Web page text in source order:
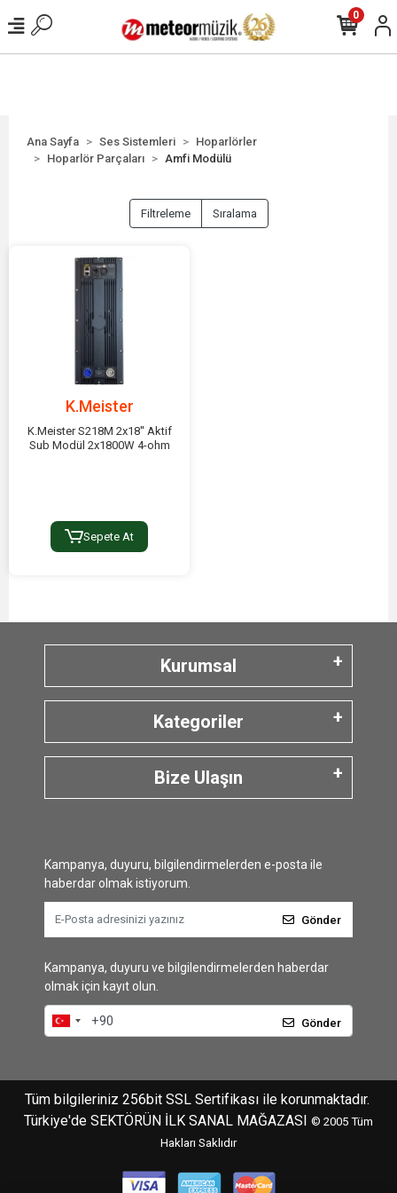
0
Ana Sayfa Ses Sistemleri
Hoparlörler
Hoparlör Parçaları
Amfi Modülü
Filtreleme Sıralama
K.Meister
K.Meister S218M 2x18'' Aktif
Sub Modül 2x1800W 4-ohm
Sepete At
Kurumsal
Kategoriler
Bize Ulaşın
Kampanya, duyuru, bilgilendirmelerden e-posta ile
haberdar olmak istiyorum.
Gönder
Kampanya, duyuru ve bilgilendirmelerden haberdar
olmak için kayıt olun.
Gönder
Tüm bilgileriniz 256bit SSL Sertifikası ile korunmaktadır.
Türkiye'de SEKTÖRÜN İLK SANAL MAĞAZASI © 2005 Tüm
Hakları Saklıdır